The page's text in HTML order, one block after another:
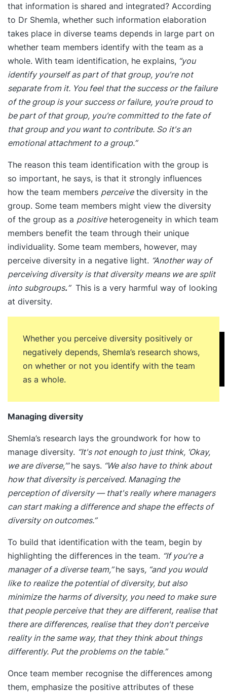
that information is shared and integrated? According
to Dr Shemla, whether such information elaboration
takes place in diverse teams depends in large part on
whether team members identify with the team as a
whole. With team identification, he explains, “you
identify yourself as part of that group, you're not
separate from it. You feel that the success or the failure
of the group is your success or failure, you’re proud to
be part of that group, you’re committed to the fate of
that group and you want to contribute. So it's an
emotional attachment to a group.”
The reason this team identification with the group is
so important, he says, is that it strongly influences
how the team members perceivethe diversity in the
group. Some team members might view the diversity
of the group as a positiveheterogeneity in which team
members benefit the team through their unique
individuality. Some team members, however, may
perceive diversity in a negative light. “Another way of
perceiving diversity is that diversity means we are split
into subgroups.”This is a very harmful way of looking
at diversity.
Whether you perceive diversity positively or
negatively depends, Shemla’s research shows,
on whether or not you identify with the team
as a whole.
Managing diversity
Shemla’s research lays the groundwork for how to
manage diversity. “It's not enough to just think, ‘Okay,
we are diverse,’”he says. “We also have to think about
how that diversity is perceived. Managing the
perception of diversity — that's really where managers
can start making a difference and shape the effects of
diversity on outcomes.”
To build that identification with the team, begin by
highlighting the differences in the team. “If you're a
manager of a diverse team,”he says, “and you would
like to realize the potential of diversity, but also
minimize the harms of diversity, you need to make sure
that people perceive that they are different, realise that
there are differences, realise that they don't perceive
reality in the same way, that they think about things
differently. Put the problems on the table.”
Once team member recognise the differences among
them, emphasize the positive attributes of these